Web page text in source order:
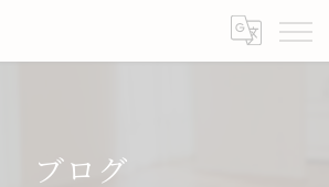
ブログ